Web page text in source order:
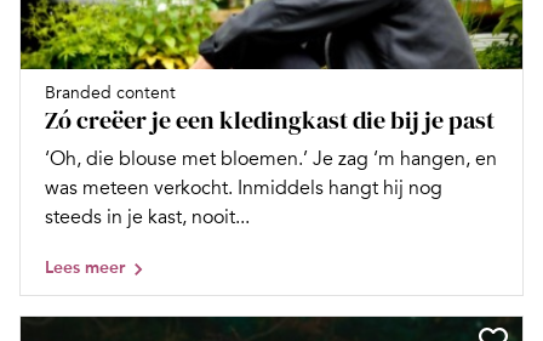
Branded content
Zó creëer je een kledingkast die bij je past
‘Oh, die blouse met bloemen.’ Je zag ‘m hangen, en
was meteen verkocht. Inmiddels hangt hij nog
steeds in je kast, nooit...
Lees meer